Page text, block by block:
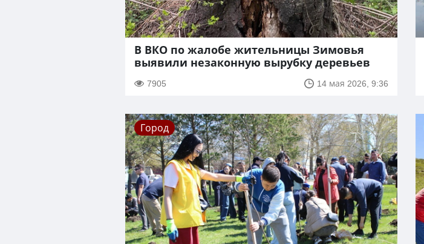
В ВКО по жалобе жительницы Зимовья
выявили незаконную вырубку деревьев
7905 14 мая 2026, 9:36
Город